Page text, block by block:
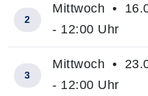
2
Mittwoch •
- 12:00 Uhr
3
Mittwoch •
- 12:00 Uhr